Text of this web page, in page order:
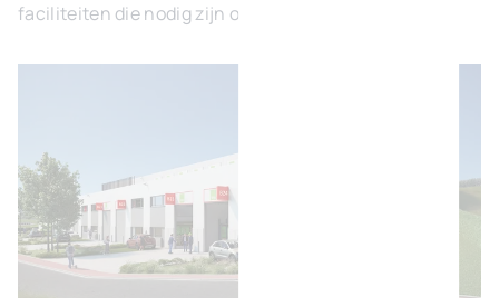
faciliteiten die nodig zijn om optimaal te presteren.